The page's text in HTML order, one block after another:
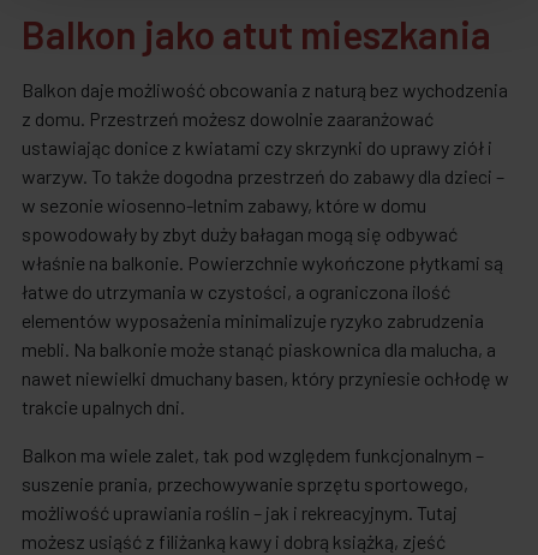
Balkon jako atut mieszkania
Balkon daje możliwość obcowania z naturą bez wychodzenia
z domu. Przestrzeń możesz dowolnie zaaranżować
ustawiając donice z kwiatami czy skrzynki do uprawy ziół i
warzyw. To także dogodna przestrzeń do zabawy dla dzieci –
w sezonie wiosenno-letnim zabawy, które w domu
spowodowały by zbyt duży bałagan mogą się odbywać
właśnie na balkonie. Powierzchnie wykończone płytkami są
łatwe do utrzymania w czystości, a ograniczona ilość
elementów wyposażenia minimalizuje ryzyko zabrudzenia
mebli. Na balkonie może stanąć piaskownica dla malucha, a
nawet niewielki dmuchany basen, który przyniesie ochłodę w
trakcie upalnych dni.
Balkon ma wiele zalet, tak pod względem funkcjonalnym –
suszenie prania, przechowywanie sprzętu sportowego,
możliwość uprawiania roślin – jak i rekreacyjnym. Tutaj
możesz usiąść z filiżanką kawy i dobrą książką, zjeść